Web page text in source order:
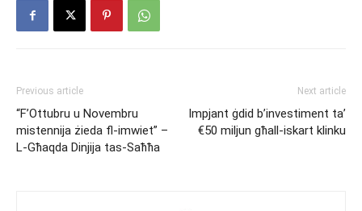
Previous article
“F’Ottubru u Novembru
mistennija żieda fl-imwiet” –
L-Għaqda Dinjija tas-Saħħa
Next article
Impjant ġdid b’investiment ta’
€50 miljun għall-iskart klinku